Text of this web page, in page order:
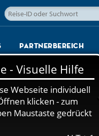
Partnerbereich
Reisefinder einblenden